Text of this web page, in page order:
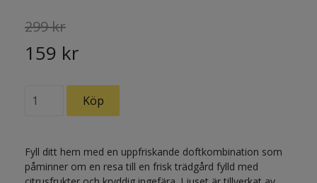
299 kr
159 kr
Fyll ditt hem med en uppfriskande doftkombination som
påminner om en resa till en frisk trädgård fylld med